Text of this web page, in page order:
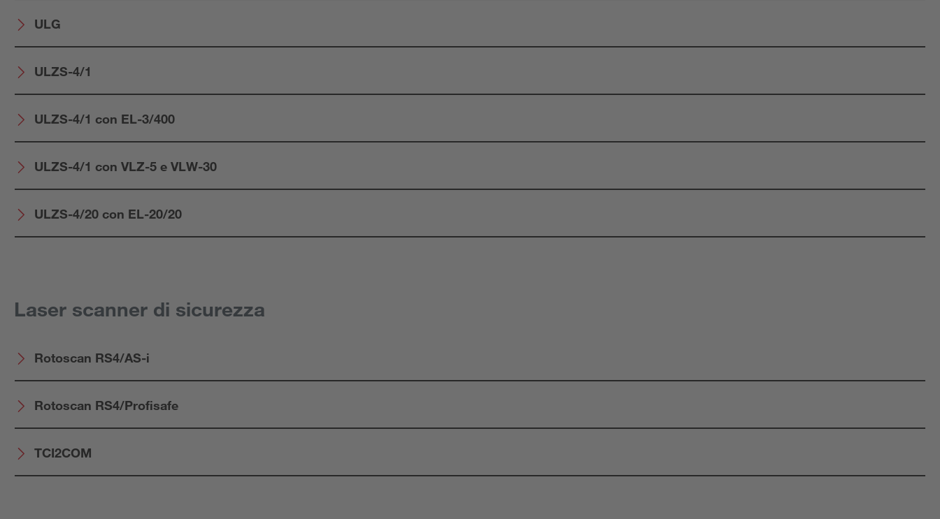
ULG
ULZS-4/1
ULZS-4/1 con EL-3/400
ULZS-4/1 con VLZ-5 e VLW-30
ULZS-4/20 con EL-20/20
Laser scanner di sicurezza
Rotoscan RS4/AS-i
Rotoscan RS4/Profisafe
TCI2COM